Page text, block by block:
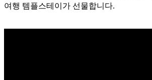
여행 템플스테이가 선물합니다.